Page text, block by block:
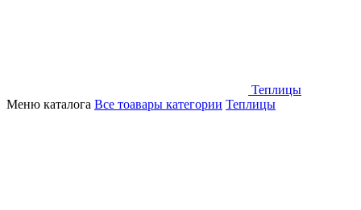
Теплицы
Меню каталога Все тоавары категории Теплицы